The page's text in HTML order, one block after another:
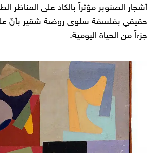
أشجار الصنوبر مؤثراً بالكاد على المناظر
حقيقي بفلسفة سلوى روضة شقير بأنّ
جزءاً من الحياة اليومية.